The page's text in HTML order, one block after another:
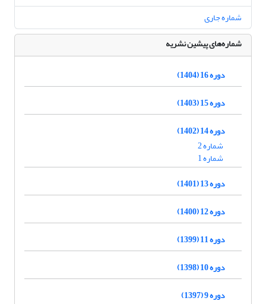
شماره جاری
شماره‌های پیشین نشریه
دوره 16 (1404)
دوره 15 (1403)
دوره 14 (1402)
شماره 2
شماره 1
دوره 13 (1401)
دوره 12 (1400)
دوره 11 (1399)
دوره 10 (1398)
دوره 9 (1397)